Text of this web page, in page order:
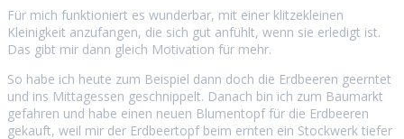
Für mich funktioniert es wunderbar, mit einer klitzekleinen
Kleinigkeit anzufangen, die sich gut anfühlt, wenn sie erledigt ist.
Das gibt mir dann gleich Motivation für mehr.
So habe ich heute zum Beispiel dann doch die Erdbeeren geerntet
und ins Mittagessen geschnippelt. Danach bin ich zum Baumarkt
gefahren und habe einen neuen Blumentopf für die Erdbeeren
gekauft, weil mir der Erdbeertopf beim ernten ein Stockwerk tiefer